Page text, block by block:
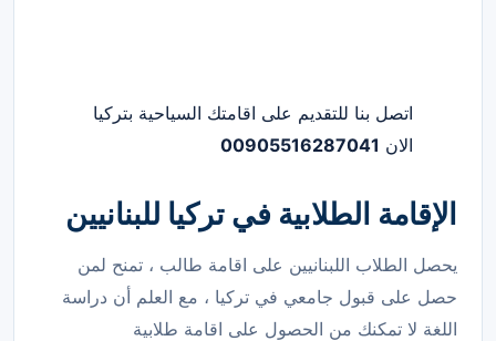
اتصل بنا للتقديم على اقامتك السياحية بتركيا
الان 00905516287041
الإقامة الطلابية في تركيا للبنانيين
يحصل الطلاب اللبنانيين على اقامة طالب ، تمنح لمن
حصل على قبول جامعي في تركيا ، مع العلم أن دراسة
اللغة لا تمكنك من الحصول على اقامة طلابية